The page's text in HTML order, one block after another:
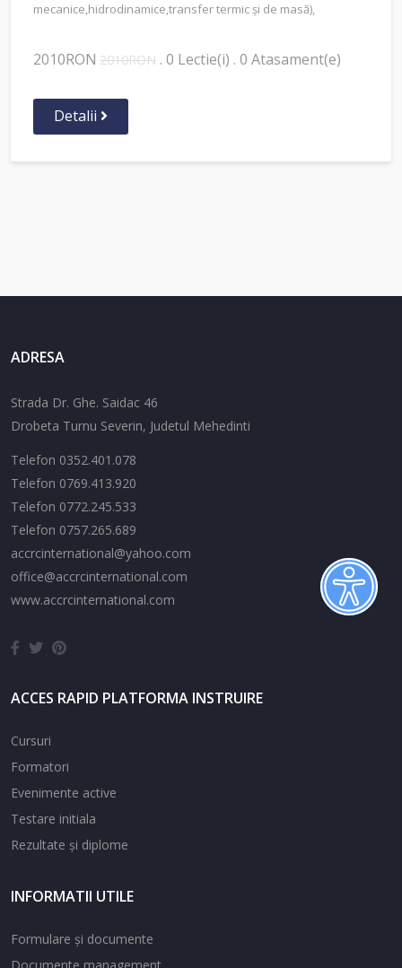
mecanice,hidrodinamice,transfer termic și de masă),
2010RON 2010RON . 0 Lectie(i) . 0 Atasament(e)
Detalii
ADRESA
Strada Dr. Ghe. Saidac 46
Drobeta Turnu Severin, Judetul Mehedinti
Telefon 0352.401.078
Telefon 0769.413.920
Telefon 0772.245.533
Telefon 0757.265.689
accrcinternational@yahoo.com
office@accrcinternational.com
www.accrcinternational.com
ACCES RAPID PLATFORMA INSTRUIRE
Cursuri
Formatori
Evenimente active
Testare initiala
Rezultate și diplome
INFORMATII UTILE
Formulare și documente